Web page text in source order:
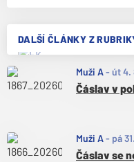
DALŠÍ ČLÁNKY Z
Muži A- út 4.
Čáslav v
Muži A- pá
Čáslav se